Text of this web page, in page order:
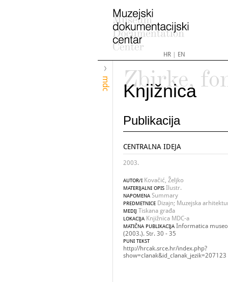
HR| EN
mdc
Zbirke,
Knjižnica
Publikacija
CENTRALNA IDEJA
2003.
AUTOR/I Kovačić, Željko
MATERIJALNI OPIS Ilustr.
NAPOMENA Summary
PREDMETNICE Dizajn; Muzejska
MEDIJ Tiskana građa
LOKACIJA Knjižnica MDC-a
MATIČNA PUBLIKACIJA Informatica
(2003.). Str. 30 - 35
PUNI TEKST
http://hrcak.srce.hr/index.php?
show=clanak&id_clanak_jezik=207123